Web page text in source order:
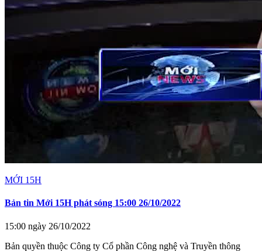
MỚI 15H
Bản tin Mới 15H phát sóng 15:00 26/10/2022
15:00 ngày 26/10/2022
Bản quyền thuộc Công ty Cổ phần Công nghệ và Truyền thông